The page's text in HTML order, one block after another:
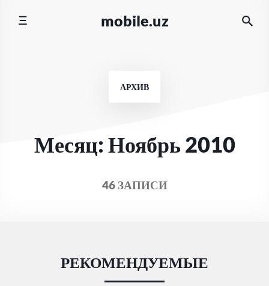
mobile.uz
АРХИВ
Месяц: Ноябрь 2010
46 ЗАПИСИ
РЕКОМЕНДУЕМЫЕ